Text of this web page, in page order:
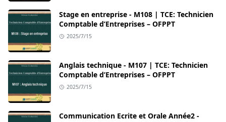
Stage en entreprise - M108 | TCE: Technicien
Comptable d’Entreprises – OFPPT
2025/7/15
Anglais technique - M107 | TCE: Technicien
Comptable d’Entreprises – OFPPT
2025/7/15
Communication Ecrite et Orale Année2 -